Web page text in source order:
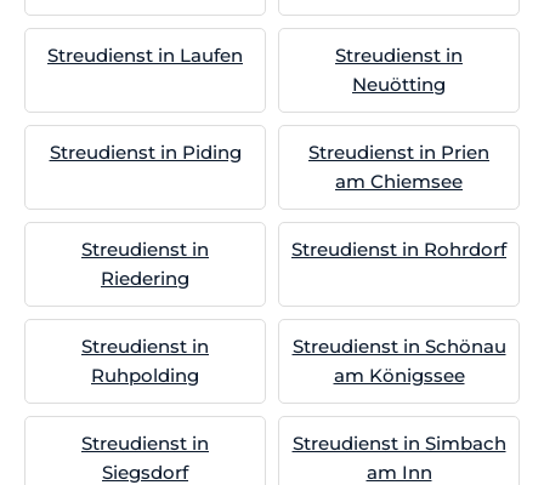
Streudienst in Laufen
Streudienst in
Neuötting
Streudienst in Piding
Streudienst in Prien
am Chiemsee
Streudienst in
Riedering
Streudienst in Rohrdorf
Streudienst in
Ruhpolding
Streudienst in Schönau
am Königssee
Streudienst in
Siegsdorf
Streudienst in Simbach
am Inn